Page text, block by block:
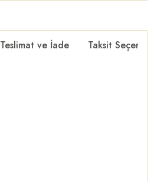
Teslimat ve İade Taksit